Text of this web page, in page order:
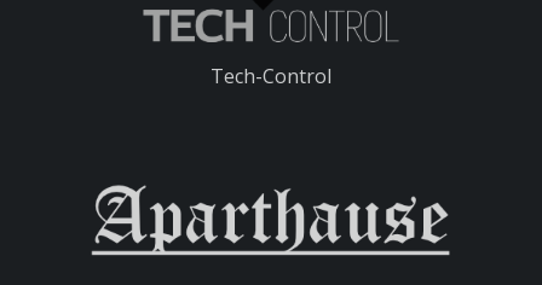
Tech-Control